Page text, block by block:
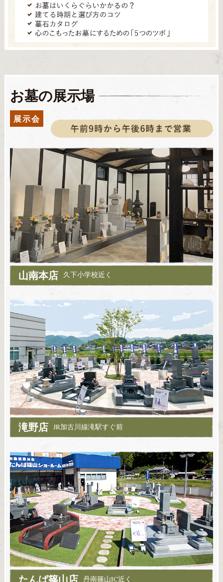
お墓の展示場
展示会
山南本店 久下小学校近く
滝野店 JR加古川線滝駅すぐ前
丹南篠山IC近く